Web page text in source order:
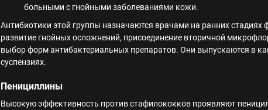
больными с гнойными заболеваниями кожи.
Антибиотики этой группы назначаются врачами на ранних стадиях
развитие гнойных осложнений, присоединение вторичной
выбор форм антибактериальных препаратов. Они выпускаются в
суспензиях.
Пенициллины
Высокую эффективность против стафилококков проявляют